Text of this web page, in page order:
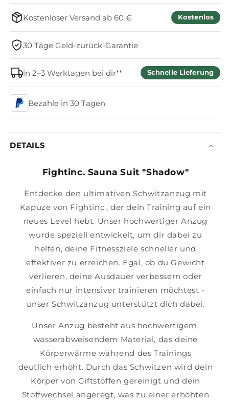
Kostenloser Versand ab 60 € Kostenlos
30 Tage Geld-zurück-Garantie
in 2–3 Werktagen bei dir** Schnelle Lieferung
Bezahle in 30 Tagen
DETAILS
Fightinc. Sauna Suit "Shadow"
Entdecke den ultimativen Schwitzanzug mit
Kapuze von Fightinc., der dein Training auf ein
neues Level hebt. Unser hochwertiger Anzug
wurde speziell entwickelt, um dir dabei zu
helfen, deine Fitnessziele schneller und
effektiver zu erreichen. Egal, ob du Gewicht
verlieren, deine Ausdauer verbessern oder
einfach nur intensiver trainieren möchtest -
unser Schwitzanzug unterstützt dich dabei.
Unser Anzug besteht aus hochwertigem,
wasserabweisendem Material, das deine
Körperwärme während des Trainings
deutlich erhöht. Durch das Schwitzen wird dein
Körper von Giftstoffen gereinigt und dein
Stoffwechsel angeregt, was zu einer erhöhten